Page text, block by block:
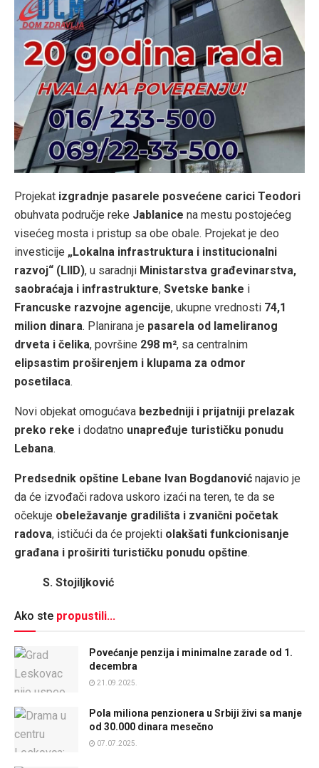
Projekat izgradnje pasarele posvećene carici Teodori
obuhvata područje reke Jablanice na mestu postojećeg
visećeg mosta i pristup sa obe obale. Projekat je deo
investicije „Lokalna infrastruktura i institucionalni
razvoj“ (LIID), u saradnji Ministarstva građevinarstva,
saobraćaja i infrastrukture, Svetske banke i
Francuske razvojne agencije, ukupne vrednosti 74,1
milion dinara. Planirana je pasarela od lameliranog
drveta i čelika, površine 298 m², sa centralnim
elipsastim proširenjem i klupama za odmor
posetilaca.
Novi objekat omogućava bezbedniji i prijatniji prelazak
preko reke i dodatno unapređuje turističku ponudu
Lebana.
Predsednik opštine Lebane Ivan Bogdanović najavio je
da će izvođači radova uskoro izaći na teren, te da se
očekuje obeležavanje gradilišta i zvanični početak
radova, ističući da će projekti olakšati funkcionisanje
građana i proširiti turističku ponudu opštine.
S. Stojiljković
Ako ste propustili...
Povećanje penzija i minimalne zarade od 1.
decembra
21.09.2025.
Pola miliona penzionera u Srbiji živi sa manje
od 30.000 dinara mesečno
07.07.2025.